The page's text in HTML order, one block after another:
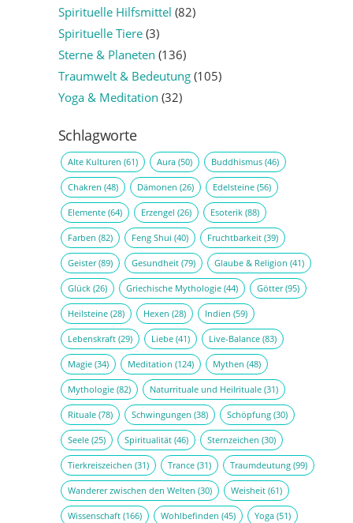
Spirituelle Hilfsmittel (82)
Spirituelle Tiere(3)
Sterne & Planeten (136)
Traumwelt & Bedeutung(105)
Yoga & Meditation (32)
Schlagworte
Alte Kulturen (61) Aura(50) Buddhismus(46)
Chakren (48) Dämonen (26) Edelsteine(56)
Elemente(64) Erzengel (26) Esoterik(88)
Farben (82) Feng Shui (40) Fruchtbarkeit(39)
Geister(89) Gesundheit(79) Glaube & Religion (41)
Glück(26) Griechische Mythologie(44) Götter(95)
Heilsteine(28) Hexen (28) Indien (59)
Lebenskraft(29) Liebe(41) Live-Balance(83)
Magie(34) Meditation (124) Mythen (48)
Mythologie(82) Naturrituale und Heilrituale(31)
Rituale(78) Schwingungen (38) Schöpfung(30)
Seele(25) Spiritualität(46) Sternzeichen (30)
Tierkreiszeichen (31) Trance(31) Traumdeutung(99)
Wanderer zwischen den Welten (30) Weisheit(61)
Wissenschaft(166) Wohlbefinden (45) Yoga(51)